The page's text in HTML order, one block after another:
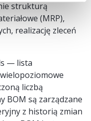
strukturą
(MRP),
realizację zleceń
— lista
liczbą
BOM są zarządzane
z historią zmian